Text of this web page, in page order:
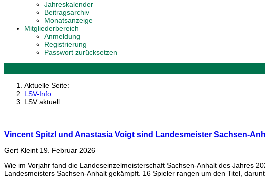
Jahreskalender
Beitragsarchiv
Monatsanzeige
Mitgliederbereich
Anmeldung
Registrierung
Passwort zurücksetzen
Aktuelle Seite:
LSV-Info
LSV aktuell
Vincent Spitzl und Anastasia Voigt sind Landesmeister Sachsen-
Gert Kleint 19. Februar 2026
Wie im Vorjahr fand die Landeseinzelmeisterschaft Sachsen-Anhalt des Jahres
Landesmeisters Sachsen-Anhalt gekämpft. 16 Spieler rangen um den Titel,